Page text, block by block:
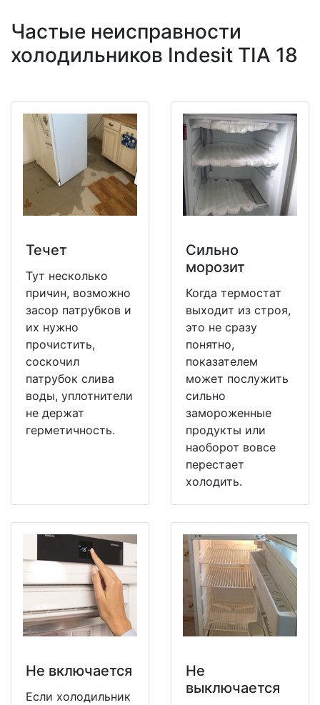
Частые неисправности
холодильников Indesit TIA 18
Течет
Тут несколько
причин, возможно
засор патрубков и
их нужно
прочистить,
соскочил
патрубок слива
воды, уплотнители
не держат
герметичность.
Сильно
морозит
Когда термостат
выходит из строя,
это не сразу
понятно,
показателем
может послужить
сильно
замороженные
продукты или
наоборот вовсе
перестает
холодить.
Не включается
Если холодильник
Не
выключается